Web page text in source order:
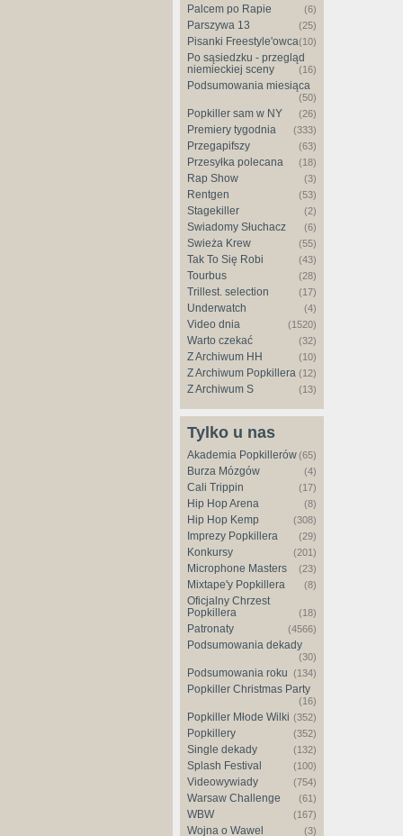
Palcem po Rapie (6)
Parszywa 13 (25)
Pisanki Freestyle'owca(10)
Po sąsiedzku - przegląd
niemieckiej sceny
(16)
Podsumowania miesiąca
(50)
Popkiller sam w NY (26)
Premiery tygodnia (333)
Przegapifszy (63)
Przesyłka polecana (18)
Rap Show (3)
Rentgen (53)
Stagekiller (2)
Świadomy Słuchacz (6)
Świeża Krew (55)
Tak To Się Robi (43)
Tourbus (28)
Trillest. selection (17)
Underwatch (4)
Video dnia (1520)
Warto czekać (32)
Z Archiwum HH (10)
Z Archiwum Popkillera (12)
Z Archiwum S (13)
Tylko u nas
Akademia Popkillerów(65)
Burza Mózgów (4)
Cali Trippin (17)
Hip Hop Arena (8)
Hip Hop Kemp (308)
Imprezy Popkillera (29)
Konkursy (201)
Microphone Masters (23)
Mixtape'y Popkillera (8)
Oficjalny Chrzest
Popkillera
(18)
Patronaty (4566)
Podsumowania dekady
(30)
Podsumowania roku (134)
Popkiller Christmas Party
(16)
Popkiller Młode Wilki (352)
Popkillery (352)
Single dekady (132)
Splash Festival (100)
Videowywiady (754)
Warsaw Challenge (61)
WBW (167)
Wojna o Wawel (3)